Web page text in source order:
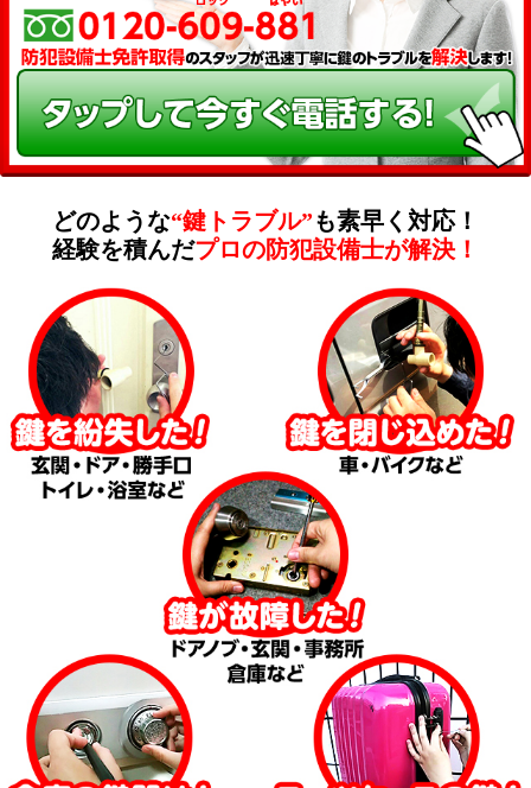
どのような“鍵トラブル”も素早く対応！
経験を積んだプロの防犯設備士が解決！